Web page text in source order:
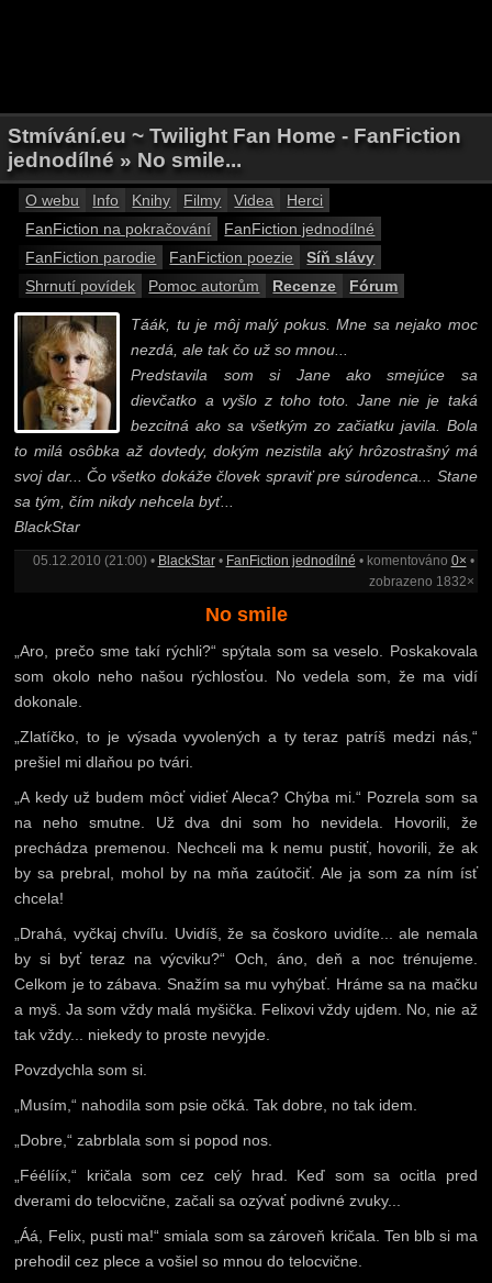
Stmívání.eu ~ Twilight Fan Home - FanFiction
jednodílné » No smile...
O webu Info Knihy Filmy Videa
Herci
FanFiction na pokračování
FanFiction jednodílné
FanFiction parodie
FanFiction poezie
Síň slávy
Shrnutí povídek
Pomoc autorům Recenze Fórum
Táák, tu je môj malý pokus. Mne sa nejako moc
nezdá, ale tak čo už so mnou...
Predstavila som si Jane ako smejúce sa
dievčatko a vyšlo z toho toto. Jane nie je taká
bezcitná ako sa všetkým zo začiatku javila. Bola
to milá osôbka až dovtedy, dokým nezistila aký hrôzostrašný má
svoj dar... Čo všetko dokáže človek spraviť pre súrodenca... Stane
sa tým, čím nikdy nehcela byť...
BlackStar
05.12.2010 (21:00) • BlackStar• FanFiction jednodílné • komentováno 0× •
zobrazeno 1832×
No smile
„Aro, prečo sme takí rýchli?“ spýtala som sa veselo. Poskakovala
som okolo neho našou rýchlosťou. No vedela som, že ma vidí
dokonale.
„Zlatíčko, to je výsada vyvolených a ty teraz patríš medzi nás,“
prešiel mi dlaňou po tvári.
„A kedy už budem môcť vidieť Aleca? Chýba mi.“ Pozrela som sa
na neho smutne. Už dva dni som ho nevidela. Hovorili, že
prechádza premenou. Nechceli ma k nemu pustiť, hovorili, že ak
by sa prebral, mohol by na mňa zaútočiť. Ale ja som za ním ísť
chcela!
„Drahá, vyčkaj chvíľu. Uvidíš, že sa čoskoro uvidíte... ale nemala
by si byť teraz na výcviku?“ Och, áno, deň a noc trénujeme.
Celkom je to zábava. Snažím sa mu vyhýbať. Hráme sa na mačku
a myš. Ja som vždy malá myšička. Felixovi vždy ujdem. No, nie až
tak vždy... niekedy to proste nevyjde.
Povzdychla som si.
„Musím,“ nahodila som psie očká. Tak dobre, no tak idem.
„Dobre,“ zabrblala som si popod nos.
„Féélííx,“ kričala som cez celý hrad. Keď som sa ocitla pred
dverami do telocvične, začali sa ozývať podivné zvuky...
„Áá, Felix, pusti ma!“ smiala som sa zároveň kričala. Ten blb si ma
prehodil cez plece a vošiel so mnou do telocvične.